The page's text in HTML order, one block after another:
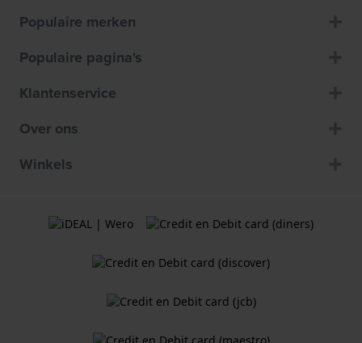
Populaire merken
Populaire pagina's
Klantenservice
Over ons
Winkels